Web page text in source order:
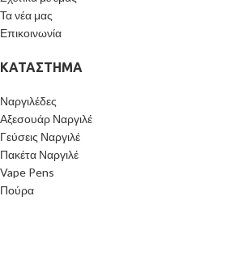
Τα νέα μας
Επικοινωνία
ΚΑΤΆΣΤΗΜΑ
Ναργιλέδες
Αξεσουάρ Ναργιλέ
Γεύσεις Ναργιλέ
Πακέτα Ναργιλέ
Vape Pens
Πούρα